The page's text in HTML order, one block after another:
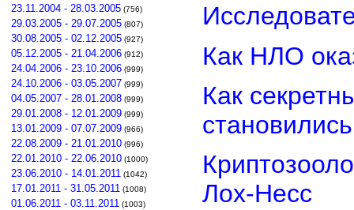
23.11.2004 - 28.03.2005 (756)
29.03.2005 - 29.07.2005 (807)
30.08.2005 - 02.12.2005 (927)
05.12.2005 - 21.04.2006 (912)
24.04.2006 - 23.10.2006 (999)
24.10.2006 - 03.05.2007 (999)
04.05.2007 - 28.01.2008 (999)
29.01.2008 - 12.01.2009 (999)
13.01.2009 - 07.07.2009 (966)
22.08.2009 - 21.01.2010 (996)
22.01.2010 - 22.06.2010 (1000)
23.06.2010 - 14.01.2011 (1042)
17.01.2011 - 31.05.2011 (1008)
01.06.2011 - 03.11.2011 (1003)
Как НЛО
Как
Лох-Несс